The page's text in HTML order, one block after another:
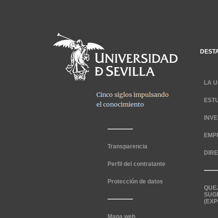
Transparencia
Perfil del contratante
Protección de datos
Mapa web
LA